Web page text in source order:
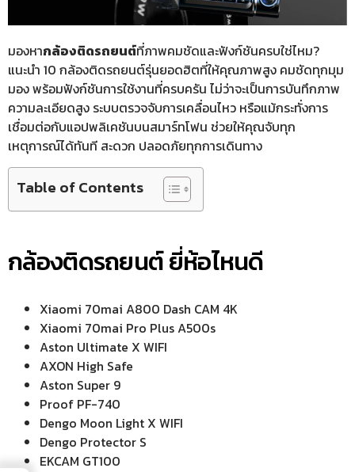
มองหากล้องติดรถยนต์ที่ภาพคมชัดและฟังก์ชันครบใช่ไหม?
แนะนำ 10 กล้องติดรถยนต์รุ่นยอดฮิตที่ให้คุณภาพสูง คมชัดทุกมุม
มอง พร้อมฟังก์ชันการใช้งานที่ครบครัน ไม่ว่าจะเป็นการบันทึกภาพ
ความละเอียดสูง ระบบตรวจจับการเคลื่อนไหว หรือแม้กระทั่งการ
เชื่อมต่อกับแอปพลิเคชันบนสมาร์ทโฟน ช่วยให้คุณจับทุก
เหตุการณ์ได้ทันที สะดวก ปลอดภัยทุกการเดินทาง
Table of Contents
กล้องติดรถยนต์ ยี่ห้อไหนดี
Xiaomi 70mai A800 Dash CAM 4K
Xiaomi 70mai Pro Plus A500s
Aston Ultimate X WIFI
AXON High Safe
Aston Super 9
Proof PF-740
Dengo Moon Light X WIFI
Dengo Protector S
EKCAM GT100